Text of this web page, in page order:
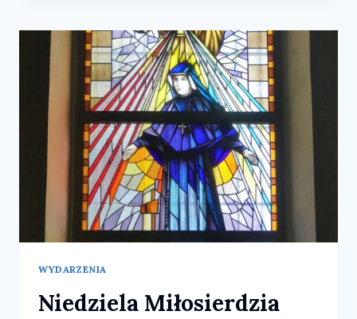
WYDARZENIA
Niedziela Miłosierdzia